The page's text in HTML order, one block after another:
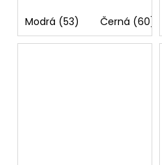
Modrá (53) Černá (60)